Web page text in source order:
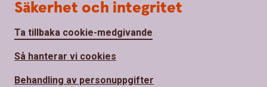
Säkerhet och integritet
Ta tillbaka cookie-medgivande
Så hanterar vi cookies
Behandling av personuppgifter